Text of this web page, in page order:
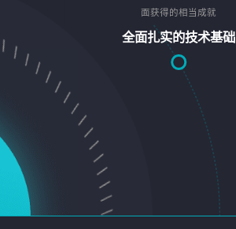
面获得的相当成就
全面扎实的技术基础